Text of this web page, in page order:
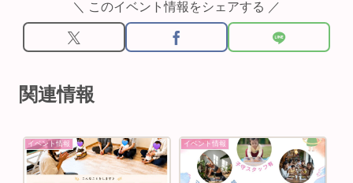
＼ このイベント情報をシェアする ／
関連情報
イベント情報 イベント情報